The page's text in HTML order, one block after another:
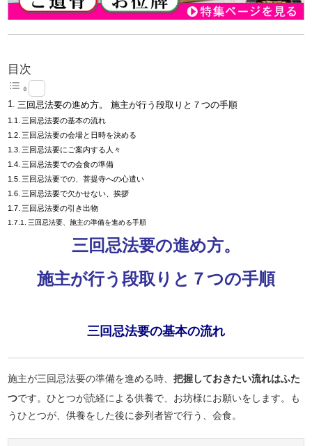
目次
三回忌法要の進め方。 施主が行う段取りと７つの手順
三回忌法要の基本の流れ
三回忌法要の会場と日時を決める
三回忌法要にご案内する人々
三回忌法要での会食の準備
三回忌法要での、菩提寺への心遣い
三回忌法要で欠かせない、挨拶
三回忌法要の引き出物
三回忌法要、施主の準備を進める手順
三回忌法要の進め方。
施主が行う段取りと７つの手順
三回忌法要の基本の流れ
施主が三回忌法要の準備を進める時、把握しておきたい流れはふた
つです。ひとつが読経による供養で、お坊様にお願いをします。も
うひとつが、供養をした後に参列者皆で行う、会食。